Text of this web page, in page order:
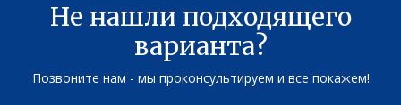
Не нашли подходящего
варианта?
Позвоните нам - мы проконсультируем и все покажем!